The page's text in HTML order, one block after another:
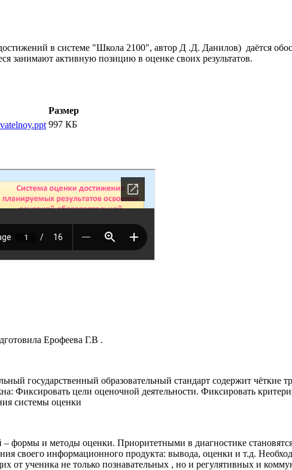
в системе "Школа 2100", автор Д .Д. Данилов) даётся
занимают активную позицию в оценке своих результатов.
Размер
997 КБ
Ерофеева Г.В .
государственный образовательный стандарт содержит чёткие
Фиксировать цели оценочной деятельности. Фиксировать
системы оценки
и методы оценки. Приоритетными в диагностике становятся
своего информационного продукта: вывода, оценки и т.д.
от ученика не только познавательных , но и регулятивных и